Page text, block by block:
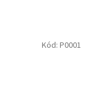
Kód: P0001